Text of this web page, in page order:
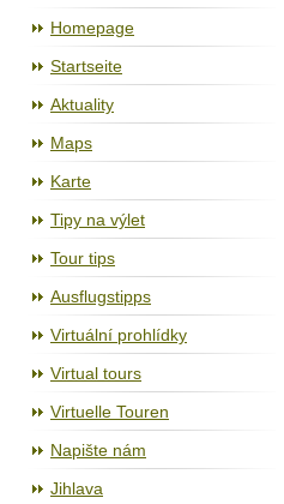
Cyklostezka Jihlava - Třebíč -
Homepage
Startseite
Aktuality
Maps
Karte
Tipy na výlet
Tour tips
Ausflugstipps
Virtuální prohlídky
Virtual tours
Virtuelle Touren
Napište nám
Jihlava